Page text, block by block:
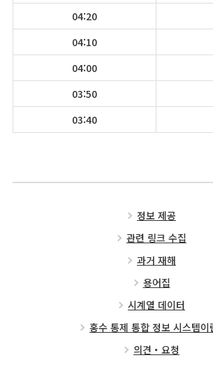
04:20
04:10
04:00
03:50
03:40
정보 제공
관련 링크 수집
과거 재해
용어집
시계열 데이터
홍수 통제 통합 정보 시스템이
의견・요청